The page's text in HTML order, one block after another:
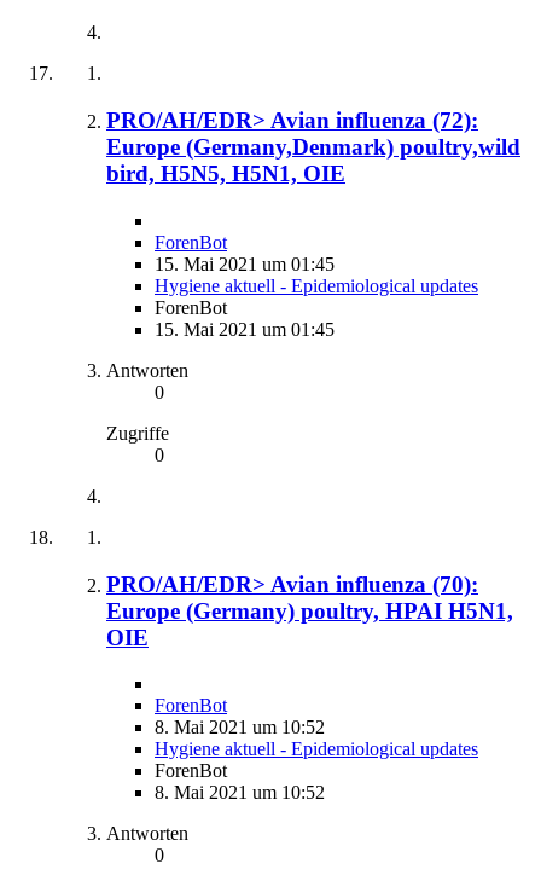
PRO/AH/EDR> Avian influenza (72):
Europe (Germany,Denmark) poultry,wild
bird, H5N5, H5N1, OIE
ForenBot
15. Mai 2021 um 01:45
Hygiene aktuell - Epidemiological updates
ForenBot
15. Mai 2021 um 01:45
Antworten
0
Zugriffe
0
PRO/AH/EDR> Avian influenza (70):
Europe (Germany) poultry, HPAI H5N1,
OIE
ForenBot
8. Mai 2021 um 10:52
Hygiene aktuell - Epidemiological updates
ForenBot
8. Mai 2021 um 10:52
Antworten
0